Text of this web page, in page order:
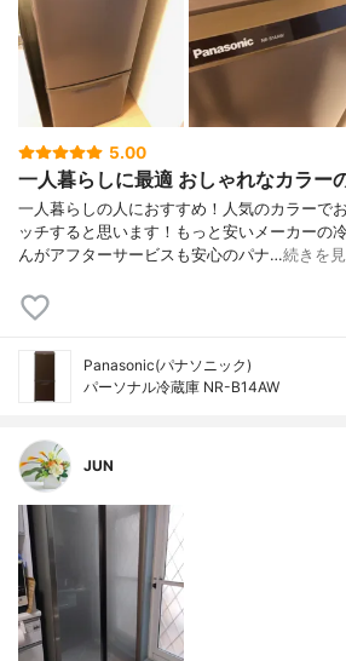
5.00
一人暮らしに最適 おしゃれなカラー
一人暮らしの人におすすめ！人気のカラーで
ッチすると思います！もっと安いメーカーの
んがアフターサービスも安心のパナ…続きを
Panasonic(パナソニック)
パーソナル冷蔵庫 NR-B14AW
JUN